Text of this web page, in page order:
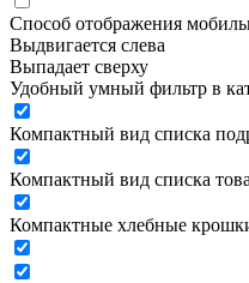
Способ отображения
Выдвигается слева
Выпадает сверху
Удобный умный фильтр в
Компактный вид списка
Компактный вид списка
Компактные хлебные